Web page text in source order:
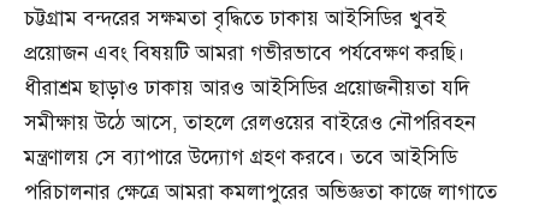
চট্টগ্রাম বন্দরের সক্ষমতা বৃদ্ধিতে ঢাকায় আইসিডির খুবই
প্রয়োজন এবং বিষয়টি আমরা গভীরভাবে পর্যবেক্ষণ করছি।
ধীরাশ্রম ছাড়াও ঢাকায় আরও আইসিডির প্রয়োজনীয়তা যদি
সমীক্ষায় উঠে আসে, তাহলে রেলওয়ের বাইরেও নৌপরিবহন
মন্ত্রণালয় সে ব্যাপারে উদ্যোগ গ্রহণ করবে। তবে আইসিডি
পরিচালনার ক্ষেত্রে আমরা কমলাপুরের অভিজ্ঞতা কাজে লাগাতে